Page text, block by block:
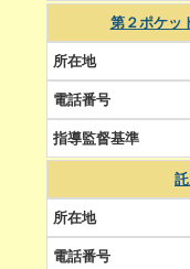
第２ポケッ